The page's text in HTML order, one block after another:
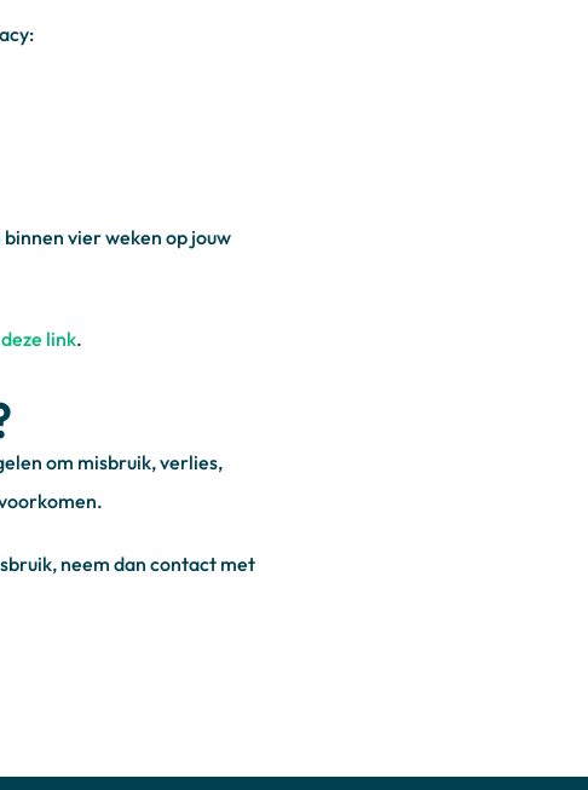
vier weken op jouw
deze link.
om misbruik, verlies,
neem dan contact met